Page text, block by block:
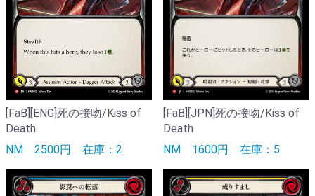
[FaB][ENG]死の接吻/Kiss of
Death
NM 2500円 在庫：2
[FaB][JPN]死の接吻/Kiss of
Death
NM 1600円 在庫：5